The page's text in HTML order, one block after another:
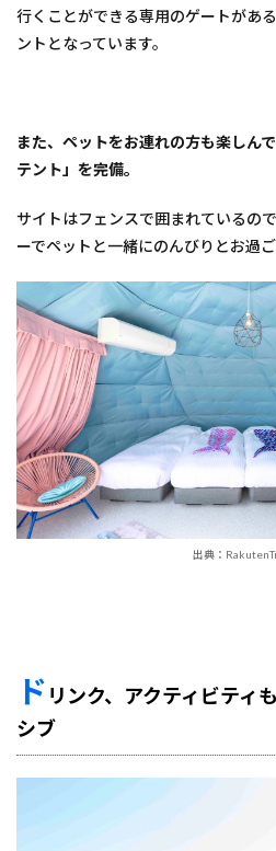
行くことができる専用のゲートがあ
ントとなっています。
また、ペットをお連れの方も楽しん
テント」を完備。
サイトはフェンスで囲まれているの
ーでペットと一緒にのんびりとお過
出典：
ド リンク、アクティビティ
シブ